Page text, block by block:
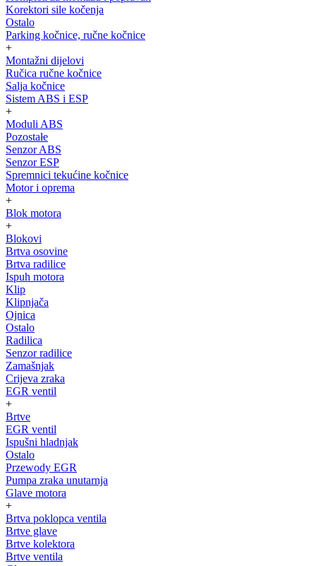
Korektori sile kočenja
Ostalo
Parking kočnice, ručne kočnice
+
Montažni dijelovi
Ručica ručne kočnice
Salja kočnice
Sistem ABS i ESP
+
Moduli ABS
Pozostałe
Senzor ABS
Senzor ESP
Spremnici tekućine kočnice
Motor i oprema
+
Blok motora
+
Blokovi
Brtva osovine
Brtva radilice
Ispuh motora
Klip
Klipnjača
Ojnica
Ostalo
Radilica
Senzor radilice
Zamašnjak
Crijeva zraka
EGR ventil
+
Brtve
EGR ventil
Ispušni hladnjak
Ostalo
Przewody EGR
Pumpa zraka unutarnja
Glave motora
+
Brtva poklopca ventila
Brtve glave
Brtve kolektora
Brtve ventila